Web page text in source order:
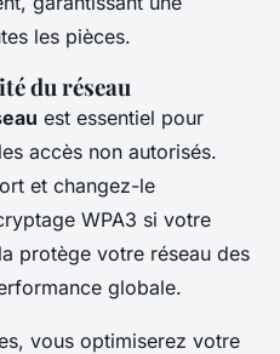
les pièces.
du réseau
est essentiel pour
accès non autorisés.
et changez-le
WPA3 si votre
protège votre réseau des
globale.
vous optimiserez votre